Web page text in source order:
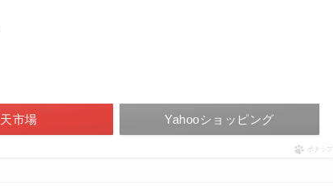
市場 Yahooショッピング
ポチップ